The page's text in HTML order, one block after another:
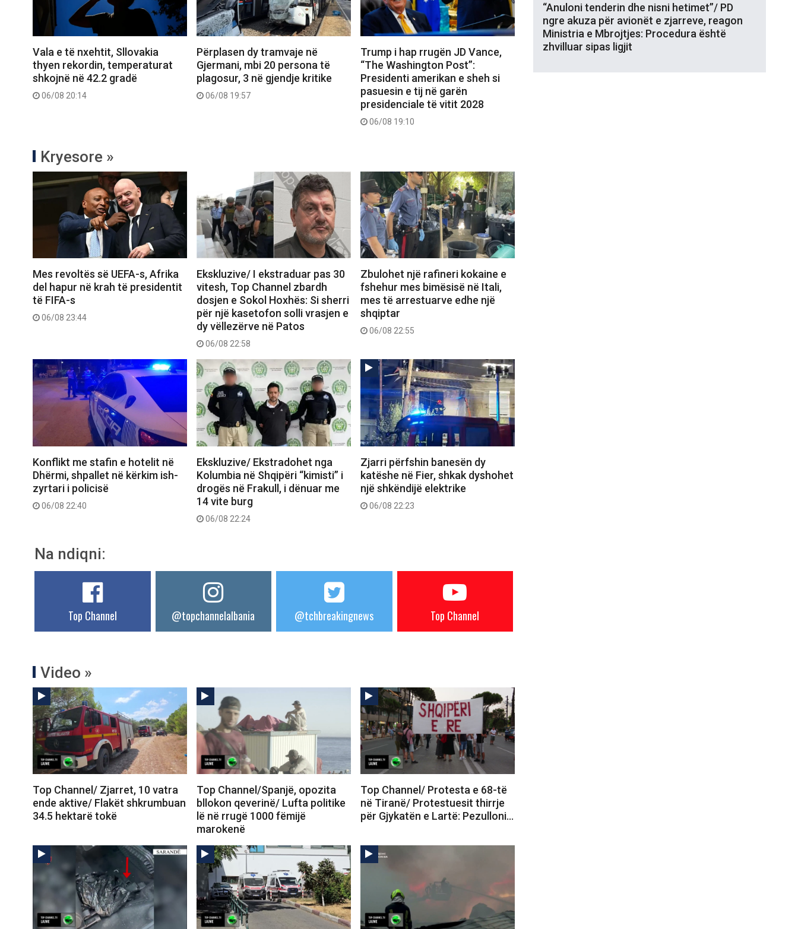
Vala e të nxehtit, Sllovakia
thyen rekordin, temperaturat
shkojnë në 42.2 gradë
06/08 20:14
Përplasen dy tramvaje në
Gjermani, mbi 20 persona të
plagosur, 3 në gjendje kritike
06/08 19:57
Trump i hap rrugën JD Vance,
“The Washington Post”:
Presidenti amerikan e sheh si
pasuesin e tij në garën
presidenciale të vitit 2028
06/08 19:10
Kryesore »
Mes revoltës së UEFA-s, Afrika
del hapur në krah të presidentit
të FIFA-s
06/08 23:44
Ekskluzive/ I ekstraduar pas 30
vitesh, Top Channel zbardh
dosjen e Sokol Hoxhës: Si sherri
për një kasetofon solli vrasjen e
dy vëllezërve në Patos
06/08 22:58
Zbulohet një rafineri kokaine e
fshehur mes bimësisë në Itali,
mes të arrestuarve edhe një
shqiptar
06/08 22:55
Konflikt me stafin e hotelit në
Dhërmi, shpallet në kërkim ish-
zyrtari i policisë
06/08 22:40
Ekskluzive/ Ekstradohet nga
Kolumbia në Shqipëri “kimisti” i
drogës në Frakull, i dënuar me
14 vite burg
06/08 22:24
Zjarri përfshin banesën dy
katëshe në Fier, shkak dyshohet
një shkëndijë elektrike
06/08 22:23
Na ndiqni:
Top Channel @topchannelalbania @tchbreakingnews Top Channel
Video »
Top Channel/ Zjarret, 10 vatra
ende aktive/ Flakët shkrumbuan
34.5 hektarë tokë
Top Channel/Spanjë, opozita
bllokon qeverinë/ Lufta politike
lë në rrugë 1000 fëmijë
marokenë
Top Channel/ Protesta e 68-të
në Tiranë/ Protestuesit thirrje
për Gjykatën e Lartë: Pezulloni…
“Anuloni tenderin dhe nisni hetimet”/ PD
ngre akuza për avionët e zjarreve, reagon
Ministria e Mbrojtjes: Procedura është
zhvilluar sipas ligjit